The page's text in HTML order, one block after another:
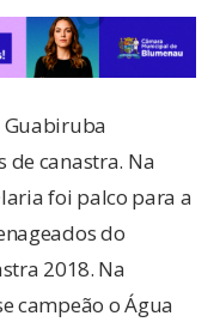
Guabiruba
de canastra. Na
foi palco para a
do
2018. Na
campeão o Água